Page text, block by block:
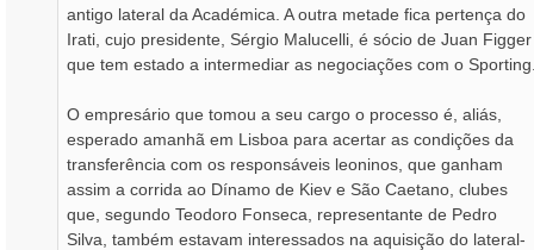
antigo lateral da Académica. A outra metade fica pertença do
Irati, cujo presidente, Sérgio Malucelli, é sócio de Juan Figger
que tem estado a intermediar as negociações com o
O empresário que tomou a seu cargo o processo é, aliás,
esperado amanhã em Lisboa para acertar as condições da
transferência com os responsáveis leoninos, que ganham
assim a corrida ao Dínamo de Kiev e São Caetano, clubes
que, segundo Teodoro Fonseca, representante de Pedro
Silva, também estavam interessados na aquisição do lateral-